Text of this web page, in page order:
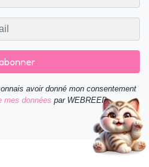
avoir donné mon consentement
mes données par WEBREED.